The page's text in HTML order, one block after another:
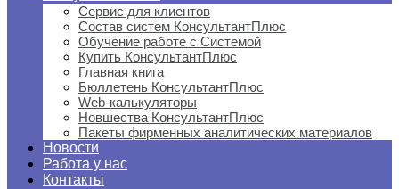
Сервис для клиентов
Состав систем КонсультантПлюс
Обучение работе с Системой
Купить КонсультантПлюс
Главная книга
Бюллетень КонсультантПлюс
Web-калькуляторы
Новшества КонсультантПлюс
Пакеты фирменных аналитических материалов
Новости
Работа у нас
Контакты